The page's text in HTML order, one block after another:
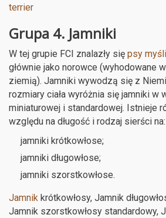
terrier
Grupa 4. Jamniki
W tej grupie FCI znalazły się psy
głównie jako norowce (wyhodowane
ziemią). Jamniki wywodzą się z
rozmiary ciała wyróżnia się jamniki w
miniaturowej i standardowej. Istnieje
względu na długość i rodzaj sierści na:
jamniki krótkowłose;
jamniki długowłose;
jamniki szorstkowłose.
Jamnik krótkowłosy, Jamnik
Jamnik szorstkowłosy standardowy,